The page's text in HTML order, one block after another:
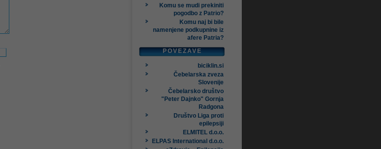
Komu se mudi prekiniti
pogodbo z Patrio?
Komu naj bi bile
namenjene podkupnine iz
afere Patria?
POVEZAVE
biciklin.si
Čebelarska zveza
Slovenije
Čebelarsko društvo
"Peter Dajnko" Gornja
Radgona
Društvo Liga proti
epilepsiji
ELMITEL d.o.o.
ELPAS International d.o.o.